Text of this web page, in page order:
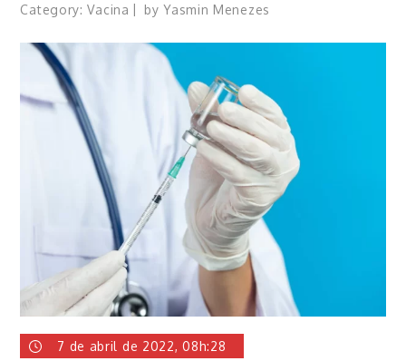
Category:Vacina byYasmin Menezes
7 de abril de 2022, 08h:28